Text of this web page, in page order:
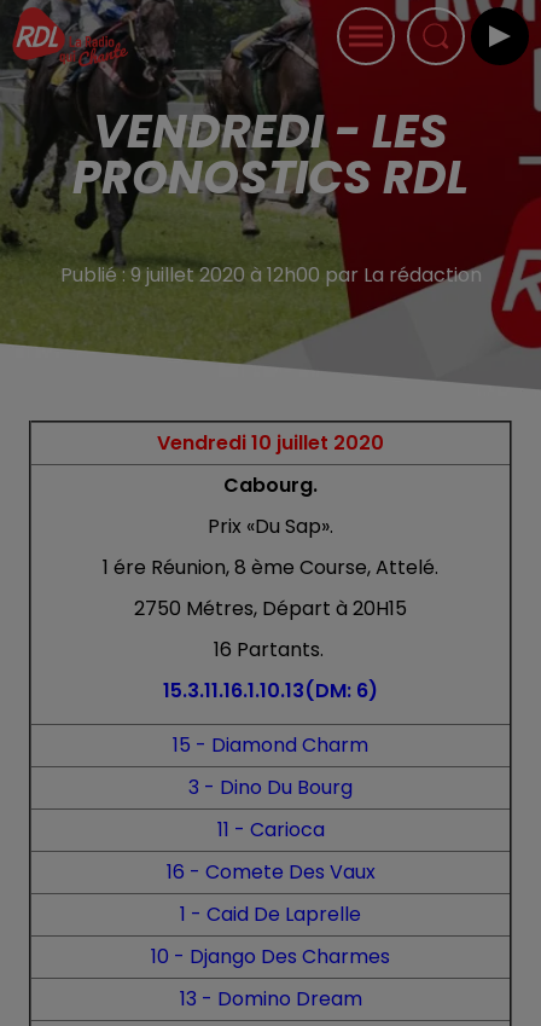
VENDREDI - LES
PRONOSTICS RDL
Publié : 9 juillet 2020 à 12h00 par La rédaction
Vendredi 10 juillet 2020
Cabourg.
Prix «Du Sap».
1 ére Réunion, 8 ème Course, Attelé.
2750 Métres, Départ à 20H15
16 Partants.
15.3.11.16.1.10.13(DM: 6)
15 - Diamond Charm
3 - Dino Du Bourg
11 - Carioca
16 - Comete Des Vaux
1 - Caid De Laprelle
10 - Django Des Charmes
13 - Domino Dream